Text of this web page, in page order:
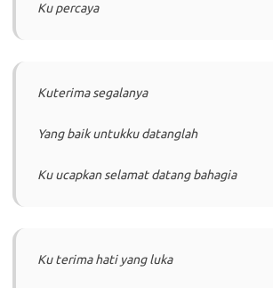
Ku percaya
Kuterima segalanya
Yang baik untukku datanglah
Ku ucapkan selamat datang bahagia
Ku terima hati yang luka